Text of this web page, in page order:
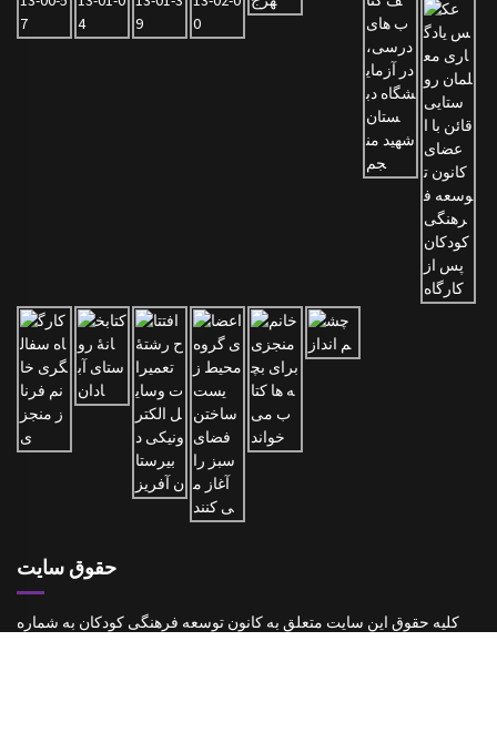
حقوق سایت
کلیه حقوق این سایت متعلق به کانون توسعه فرهنگی کودکان به شماره